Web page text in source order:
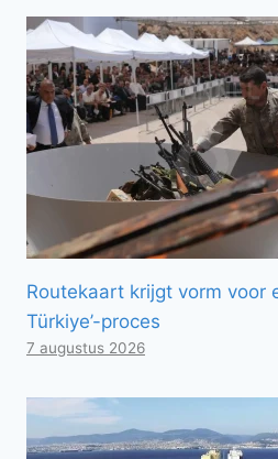
Routekaart krijgt vorm voor
Türkiye’-proces
7 augustus 2026